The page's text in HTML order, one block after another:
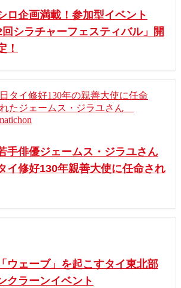
ロ企画満載！参加型イベント
回シラチャーフェスティバル」開
！
手俳優ジェームス・ジラユさん
イ修好130年親善大使に任命され
ウェーブ」を起こすタイ東北部
クラーンイベント